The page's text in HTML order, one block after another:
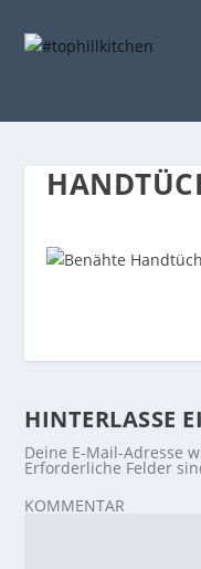
HINTERLASSE
Deine E-Mail-Adresse
Erforderliche Felder
KOMMENTAR